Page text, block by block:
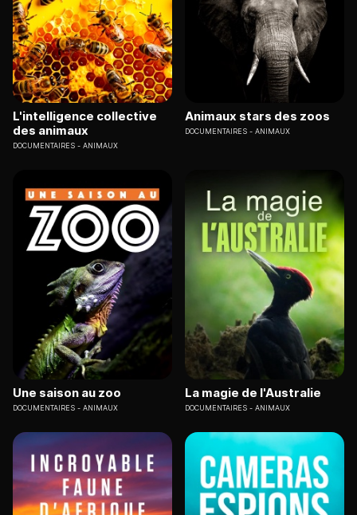
L'intelligence collective
des animaux
DOCUMENTAIRES ANIMAUX
Animaux stars des zoos
DOCUMENTAIRES ANIMAUX
Une saison au zoo
DOCUMENTAIRES ANIMAUX
La magie de l'Australie
DOCUMENTAIRES ANIMAUX